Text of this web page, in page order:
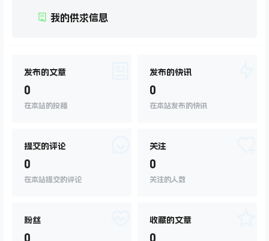
我的供求信息
发布的文章
0
在本站的投稿
发布的快讯
0
在本站发布的快讯
提交的评论
0
在本站提交的评论
关注
0
关注的人数
粉丝
0
收藏的文章
0